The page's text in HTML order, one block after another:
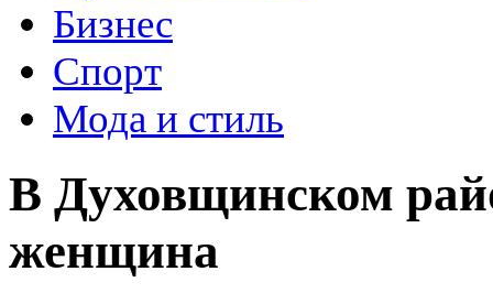
Бизнес
Спорт
Мода и стиль
В Духовщинском
женщина